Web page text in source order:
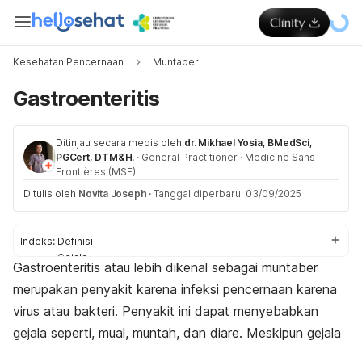
Kesehatan Pencernaan Muntaber
Gastroenteritis
Ditinjau secara medis oleh dr. Mikhael Yosia, BMedSci,
PGCert, DTM&H. · General Practitioner · Medicine Sans
Frontières (MSF)
Ditulis oleh Novita Joseph · Tanggal diperbarui 03/09/2025
Indeks: Definisi
Gejala
Penyebab
Faktor risiko
Komplikasi
Pengobatan
Gastroenteritis atau lebih dikenal sebagai muntaber
merupakan penyakit karena infeksi pencernaan karena
virus atau bakteri. Penyakit ini dapat menyebabkan
gejala seperti, mual, muntah, dan diare. Meskipun gejala